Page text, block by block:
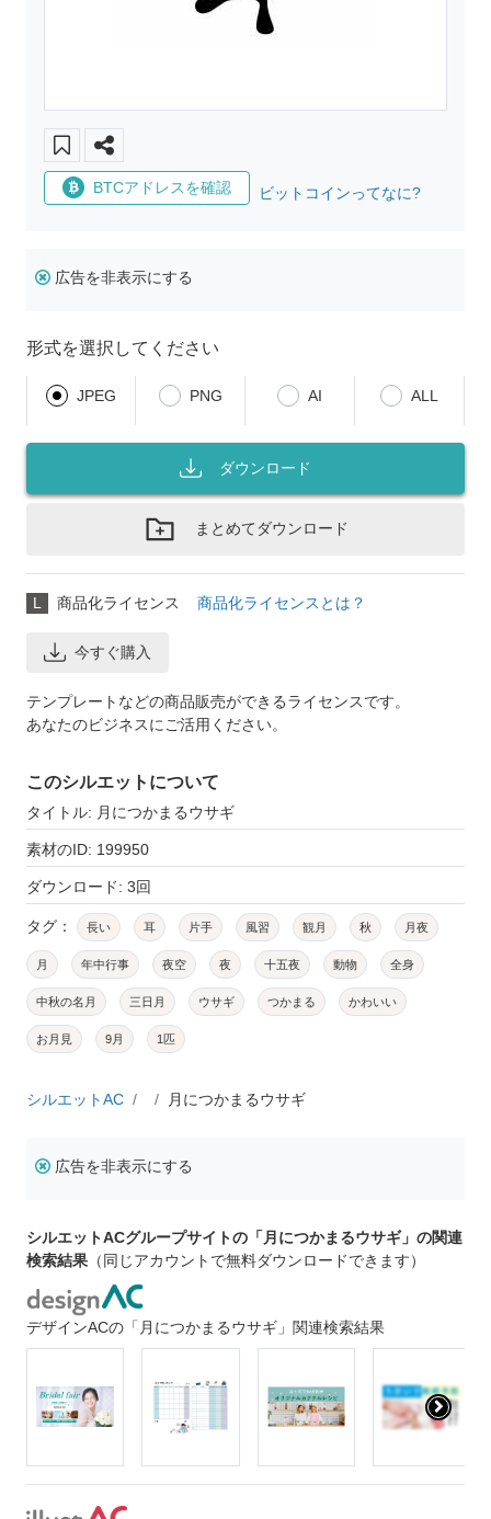
BTCアドレスを確認 ビットコインってなに?
広告を非表示にする
形式を選択してください
JPEG PNG AI ALL
ダウンロード
まとめてダウンロード
L 商品化ライセンス 商品化ライセンスとは？
今すぐ購入
テンプレートなどの商品販売ができるライセンスです。
あなたのビジネスにご活用ください。
このシルエットについて
タイトル: 月につかまるウサギ
素材のID: 199950
ダウンロード: 3回
タグ： 長い 耳 片手 風習 観月 秋 月夜
月 年中行事 夜空 夜 十五夜 動物 全身
中秋の名月 三日月 ウサギ つかまる かわいい
お月見 9月 1匹
シルエットAC 月につかまるウサギ
広告を非表示にする
シルエットACグループサイトの「月につかまるウサギ」の関連
検索結果 （同じアカウントで無料ダウンロードできます）
デザインACの「月につかまるウサギ」関連検索結果